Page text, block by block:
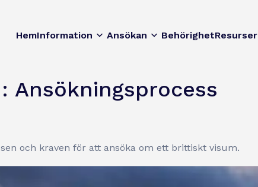
HemInformation Ansökan BehörighetResurser
Ansökningsprocess
och kraven för att ansöka om ett brittiskt visum.